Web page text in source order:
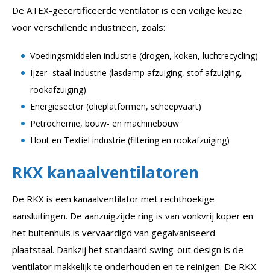
De ATEX-gecertificeerde ventilator is een veilige keuze
voor verschillende industrieën, zoals:
Voedingsmiddelen industrie (drogen, koken, luchtrecycling)
Ijzer- staal industrie (lasdamp afzuiging, stof afzuiging,
rookafzuiging)
Energiesector (olieplatformen, scheepvaart)
Petrochemie, bouw- en machinebouw
Hout en Textiel industrie (filtering en rookafzuiging)
RKX kanaalventilatoren
De RKX is een kanaalventilator met rechthoekige
aansluitingen. De aanzuigzijde ring is van vonkvrij koper en
het buitenhuis is vervaardigd van gegalvaniseerd
plaatstaal. Dankzij het standaard swing-out design is de
ventilator makkelijk te onderhouden en te reinigen. De RKX